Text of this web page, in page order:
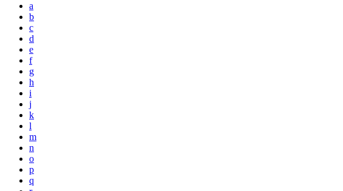
a
b
c
d
e
f
g
h
i
j
k
l
m
n
o
p
q